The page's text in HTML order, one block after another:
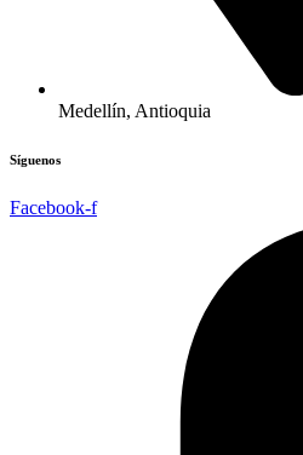
Medellín, Antioquia
Síguenos
Facebook-f